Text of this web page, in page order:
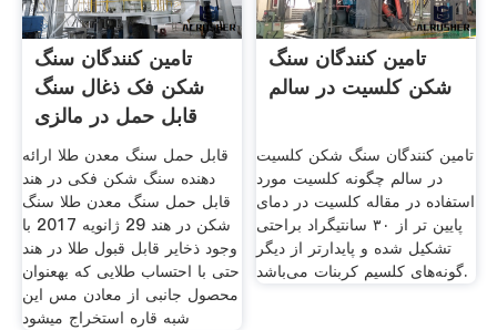
تامین کنندگان سنگ
شکن فک ذغال سنگ
قابل حمل در مالزی
قابل حمل سنگ معدن طلا ارائه
دهنده سنگ شکن فکی در هند
قابل حمل سنگ معدن طلا سنگ
شکن در هند 29 ژانويه 2017 با
وجود ذخایر قابل قبول طلا در هند
حتی با احتساب طلایی که بهعنوان
محصول جانبی از معادن مس این
شبه قاره استخراج میشود
تامین کنندگان سنگ
شکن کلسیت در سالم
تامین کنندگان سنگ شکن کلسیت
در سالم چگونه کلسیت مورد
استفاده در مقاله کلسیت در دمای
پایین تر از ۳۰ سانتیگراد براحتی
تشکیل شده و پایدارتر از دیگر
گونه‌های کلسیم کربنات می‌باشد.